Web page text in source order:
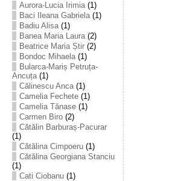
Aurora-Lucia Irimia(1)
Baci Ileana Gabriela(1)
Badiu Alisa(1)
Banea Maria Laura(2)
Beatrice Maria Știr(2)
Bondoc Mihaela(1)
Bularca-Mariș Petruța-
Ancuța(1)
Călinescu Anca(1)
Camelia Fechete(1)
Camelia Tănase(1)
Carmen Biro(2)
Cătălin Barburaș-Pacurar
(1)
Cătălina Cimpoeru(1)
Cătălina Georgiana Stanciu
(1)
Cati Ciobanu(1)